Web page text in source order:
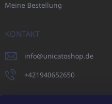
Meine Bestellung
KONTAKT
info@unicatoshop.de
+421940652650